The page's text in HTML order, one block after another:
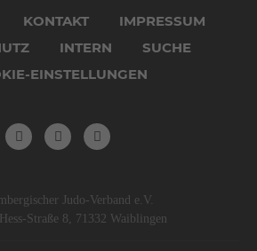
KONTAKT
IMPRESSUM
INTERN
SUCHE
EINSTELLUNGEN
Judo-Verband e.V.
Straße 8, 71332 Waiblingen